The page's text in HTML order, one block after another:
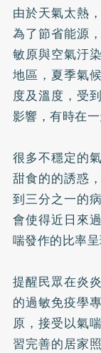
由於天氣太熱
為了節省能源
敏原與空氣汙
地區，夏季氣
度及溫度，受
影響，有時在
很多不穩定的
甜食的的誘惑
到三分之一的
會使得近日來
喘發作的比率呈
提醒民眾在炎
的過敏免疫學
原，接受以氣
習完善的居家